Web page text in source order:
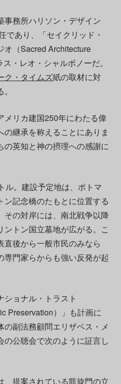
事務所ハリソン・デザイン
であり、「セイクリッド・
オ（Sacred Architecture
・レオ・シャルボノーだ。
ク・タイムズ紙の取材に対
メリカ建国250年にわたる偉
継承を称えることにありま
英知と神の摂理への感謝に
ル。建設予定地は、ポトマ
ン記念橋のたもとに位置する
その対岸には、南北戦争以降
トン国立墓地が広がる。こ
直後から一般市民のみなら
専門家らからも強い反発が起
ョナル・トラスト
Preservation）」も計画に
副法務顧問エリザベス・メ
の公聴会で次のように証言し
、提案されている凱旋門の立